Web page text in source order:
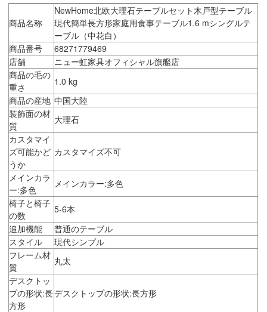
商品名称
NewHome北欧大理石テーブルセット木戸型テーブル
現代簡単長方形家庭用食事テーブル1.6 mシングルテ
ーブル（中花白）
商品番号
68271779469
店舗
ニュー虹家具オフィシャル旗艦店
商品の毛の
重さ
1.0 kg
商品の産地 中国大陸
装飾面の材
質
大理石
カスタマイ
ズ可能かど
うか
カスタマイズ不可
メインカラ
ー:多色
メインカラー:多色
椅子と椅子
の数
5-6本
追加機能
普通のテーブル
スタイル
現代シンプル
フレーム材
質
丸太
デスクトッ
プの形状:長
方形
デスクトップの形状:長方形